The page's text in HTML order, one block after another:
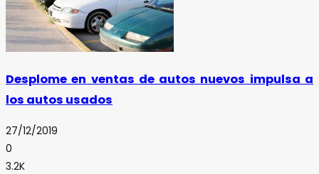
Desplome en ventas de autos nuevos impulsa a
los autos usados
27/12/2019
0
3.2K